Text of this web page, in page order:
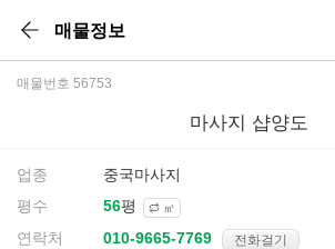
매물정보
매물번호 56753
마사지 샵양도
업종
중국마사지
평수
평 ㎡
연락처 전화걸기